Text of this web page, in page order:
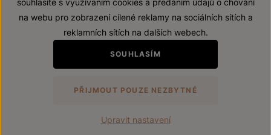
Prohlášení o přístupnosti
Zákaz prodeje alkoholických nápojů osobám mladším 18 let.
VytvořilwebProgress
souhlasíte s využívaním cookies a předáním údajů o chování
na webu pro zobrazení cílené reklamy na sociálních sítích a
reklamních sítích na dalších webech.
SOUHLASÍM
PŘIJMOUT POUZE NEZBYTNÉ
Upravit nastavení